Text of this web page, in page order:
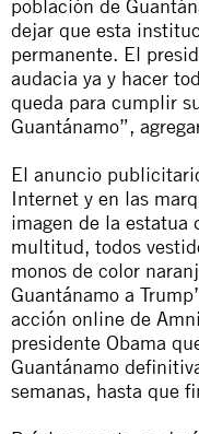
población de
dejar que esta
permanente. El
audacia ya y hacer
queda para cumplir
Guantánamo”,
El anuncio
Internet y en las
imagen de la estatua
multitud, todos
monos de color
Guantánamo a
acción online de
presidente Obama
Guantánamo
semanas, hasta que